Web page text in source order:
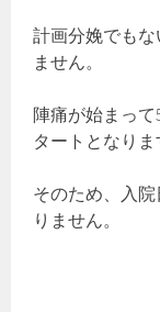
計画分娩でもな
ません。
陣痛が始まっ
タートとなりま
そのため、入
りません。